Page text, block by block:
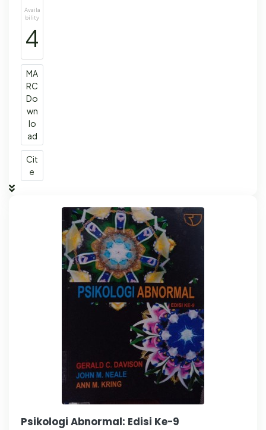
Availa
bility
4
MA
RC
Do
wn
lo
ad
Cit
e
Psikologi Abnormal: Edisi Ke-9